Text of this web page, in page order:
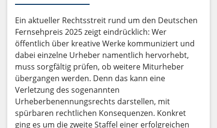
Ein aktueller Rechtsstreit rund um den Deutschen
Fernsehpreis 2025 zeigt eindrücklich: Wer
öffentlich über kreative Werke kommuniziert und
dabei einzelne Urheber namentlich hervorhebt,
muss sorgfältig prüfen, ob weitere Miturheber
übergangen werden. Denn das kann eine
Verletzung des sogenannten
Urheberbenennungsrechts darstellen, mit
spürbaren rechtlichen Konsequenzen. Konkret
ging es um die zweite Staffel einer erfolgreichen